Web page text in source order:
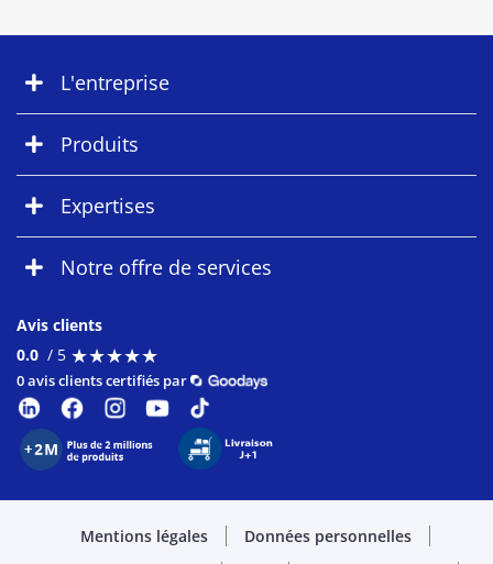
L'entreprise
Produits
Expertises
Notre offre de services
Avis clients
0.0 / 5 ★★★★★
★★★★★
0 avis clients certifiés par
Mentions légales
Données personnelles